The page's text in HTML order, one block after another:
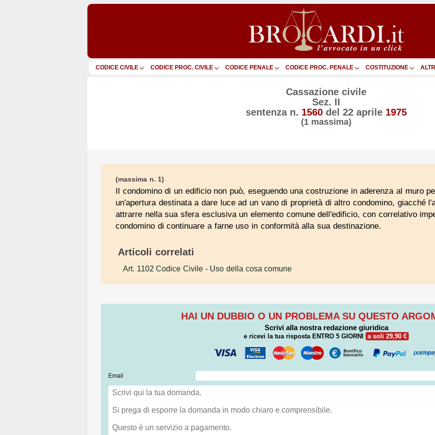
CODICE CIVILE CODICE PROC. CIVILE CODICE PENALE CODICE PROC. PENALE COSTITUZIONE ALTRI
Cassazione civile
Sez. II
sentenza n. 1560 del 22 aprile 1975
(1 massima)
(massima n. 1)
Il condomino di un edificio non può, eseguendo una costruzione in aderenza al muro
un'apertura destinata a dare luce ad un vano di proprietà di altro condomino, giacché
attrarre nella sua sfera esclusiva un elemento comune dell'edificio, con correlativo
condomino di continuare a farne uso in conformità alla sua destinazione.
Articoli correlati
Art. 1102 Codice Civile - Uso della cosa comune
HAI UN DUBBIO O UN PROBLEMA SU QUESTO
Scrivi alla nostra redazione giuridica
e ricevi la tua risposta ENTRO 5 GIORNI a soli 29,90 €
Email